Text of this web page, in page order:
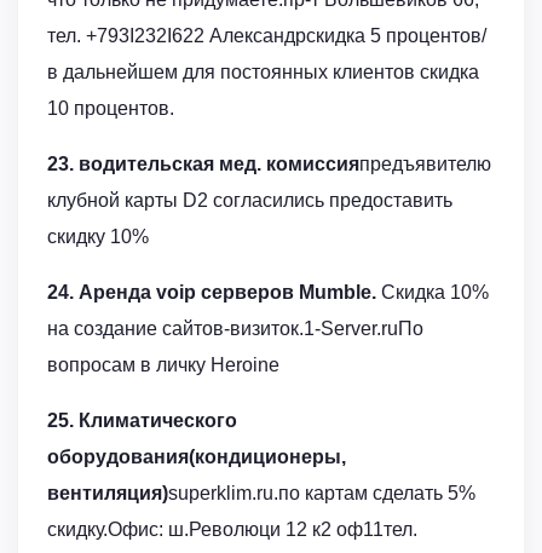
тел. +793I232I622 Александрскидка 5 процентов/
в дальнейшем для постоянных клиентов скидка
10 процентов.
23. водительская мед. комиссияпредъявителю
клубной карты D2 согласились предоставить
скидку 10%
24. Аренда voip серверов Mumble. Скидка 10%
на создание сайтов-визиток.1-Server.ruПо
вопросам в личку Heroine
25. Климатического
оборудования(кондиционеры,
вентиляция)superklim.ru.по картам сделать 5%
скидку.Офис: ш.Революци 12 к2 оф11тел.